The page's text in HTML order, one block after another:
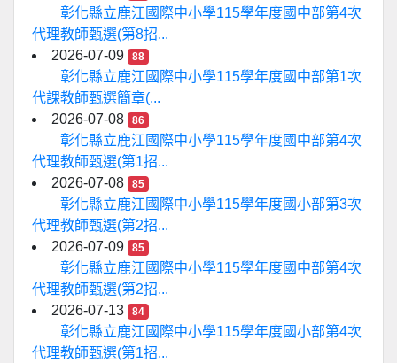
彰化縣立鹿江國際中小學115學年度國中部第4次
代理教師甄選(第8招...
2026-07-09
88
彰化縣立鹿江國際中小學115學年度國中部第1次
代課教師甄選簡章(...
2026-07-08
86
彰化縣立鹿江國際中小學115學年度國中部第4次
代理教師甄選(第1招...
2026-07-08
85
彰化縣立鹿江國際中小學115學年度國小部第3次
代理教師甄選(第2招...
2026-07-09
85
彰化縣立鹿江國際中小學115學年度國中部第4次
代理教師甄選(第2招...
2026-07-13
84
彰化縣立鹿江國際中小學115學年度國小部第4次
代理教師甄選(第1招...